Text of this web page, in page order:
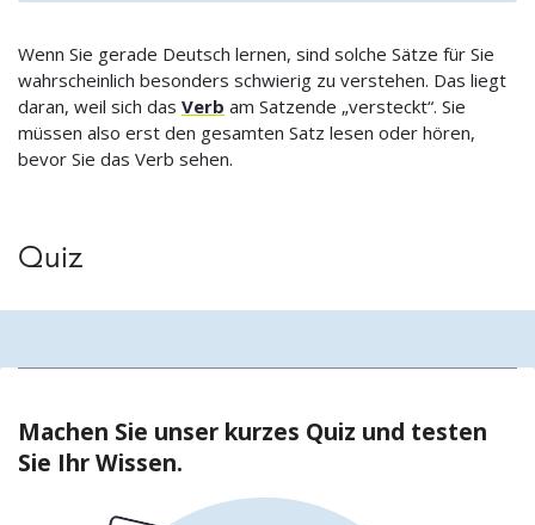
Wenn Sie gerade Deutsch lernen, sind solche Sätze für Sie
wahrscheinlich besonders schwierig zu verstehen. Das liegt
daran, weil sich das Verb am Satzende „versteckt“. Sie
müssen also erst den gesamten Satz lesen oder hören,
bevor Sie das Verb sehen.
Quiz